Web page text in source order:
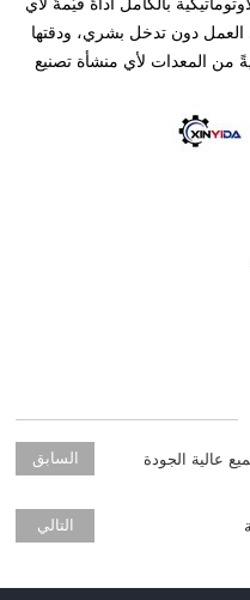
العمل دون تدخل بشري، ودقتها
من المعدات لأي منشأة تصنيع
السابق
عالية الجودة
التالي